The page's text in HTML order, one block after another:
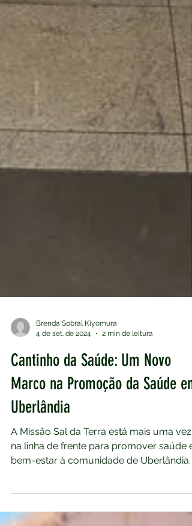
Brenda Sobral Kiyomura
4 de set. de 2024
2 min de leitura
Cantinho da Saúde: Um Novo
Marco na Promoção da Saúde em
Uberlândia
bem-estar à comunidade de Uberlândia.